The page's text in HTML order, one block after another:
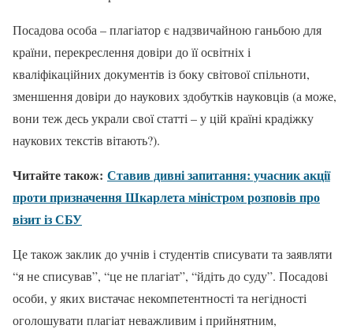
Посадова особа – плагіатор є надзвичайною ганьбою для
країни, перекреслення довіри до її освітніх і
кваліфікаційних документів із боку світової спільноти,
зменшення довіри до наукових здобутків науковців (а може,
вони теж десь украли свої статті – у цій країні крадіжку
наукових текстів вітають?).
Читайте також: Ставив дивні запитання: учасник акції
проти призначення Шкарлета міністром розповів про
візит із СБУ
Це також заклик до учнів і студентів списувати та заявляти
“я не списував”, “це не плагіат”, “йдіть до суду”. Посадові
особи, у яких вистачає некомпетентності та негідності
оголошувати плагіат неважливим і прийнятним,